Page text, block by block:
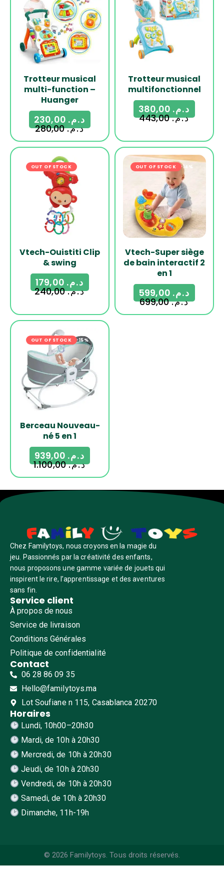
Trotteur musical
multi-function –
Huanger
د.م.280,00
د.م.
Trotteur musical
multifonctionnel
د.م.443,00
د.م.
OUT OF STOCK -25%
Vtech-Ouistiti Clip
& swing
د.م.240,00
د.م.
OUT OF STOCK -14%
Vtech-Super siège
de bain interactif 2
en 1
د.م.699,00
د.م.
OUT OF STOCK -15%
Berceau Nouveau-
né 5 en 1
د.م.1.100,00
د.م.
Chez Familytoys, nous croyons en la magie du
jeu. Passionnés par la créativité des enfants,
nous proposons une gamme variée de jouets qui
inspirent le rire, l’apprentissage et des aventures
sans fin.
Service client
À propos de nous
Service de livraison
Conditions Générales
Politique de confidentialité
Contact
06 28 86 09 35
Hello@familytoys.ma
Lot Soufiane n 115, Casablanca 20270
Horaires
Lundi, 10h00–20h30
Mardi, de 10h à 20h30
Mercredi, de 10h à 20h30
Jeudi, de 10h à 20h30
Vendredi, de 10h à 20h30
Samedi, de 10h à 20h30
Dimanche, 11h-19h
© 2026 Familytoys. Tous droits réservés.